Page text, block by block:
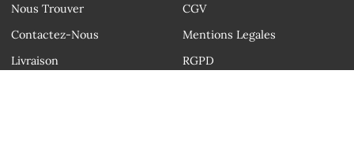
Nous Trouver
Contactez-Nous
Livraison
CGV
Mentions Legales
RGPD